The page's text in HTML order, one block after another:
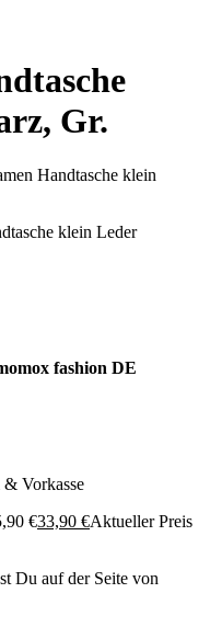
Gr.
Handtasche klein
klein Leder
fashion DE
Vorkasse
€33,90 €Aktueller Preis
Du auf der Seite von